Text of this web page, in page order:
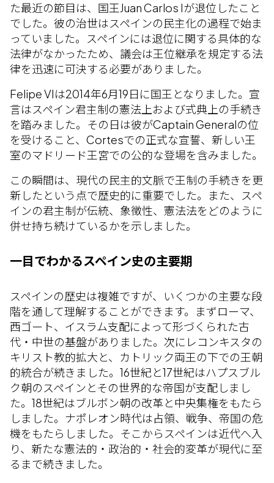
た最近の節目は、国王Juan Carlos Iが退位したこと
でした。彼の治世はスペインの民主化の過程で始ま
っていました。スペインには退位に関する具体的な
法律がなかったため、議会は王位継承を規定する法
律を迅速に可決する必要がありました。
Felipe VIは2014年6月19日に国王となりました。宣
言はスペイン君主制の憲法上および式典上の手続き
を踏みました。その日は彼がCaptain Generalの位
を受けること、Cortesでの正式な宣誓、新しい王
室のマドリード王宮での公的な登場を含みました。
この瞬間は、現代の民主的文脈で王制の手続きを更
新したという点で歴史的に重要でした。また、スペ
インの君主制が伝統、象徴性、憲法法をどのように
併せ持ち続けているかを示しました。
一目でわかるスペイン史の主要期
スペインの歴史は複雑ですが、いくつかの主要な段
階を通して理解することができます。まずローマ、
西ゴート、イスラム支配によって形づくられた古
代・中世の基盤がありました。次にレコンキスタの
キリスト教的拡大と、カトリック両王の下での王朝
的統合が続きました。16世紀と17世紀はハプスブル
ク朝のスペインとその世界的な帝国が支配しまし
た。18世紀はブルボン朝の改革と中央集権をもたら
しました。ナポレオン時代は占領、戦争、帝国の危
機をもたらしました。そこからスペインは近代へ入
り、新たな憲法的・政治的・社会的変革が現代に至
るまで続きました。